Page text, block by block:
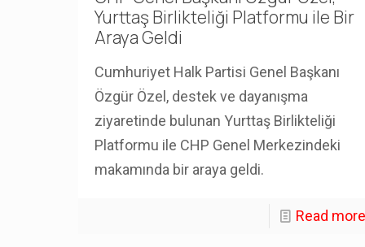
Yurttaş Birlikteliği Platformu ile Bir
Araya Geldi
Cumhuriyet Halk Partisi Genel Başkanı
Özgür Özel, destek ve dayanışma
ziyaretinde bulunan Yurttaş Birlikteliği
Platformu ile CHP Genel Merkezindeki
makamında bir araya geldi.
Read